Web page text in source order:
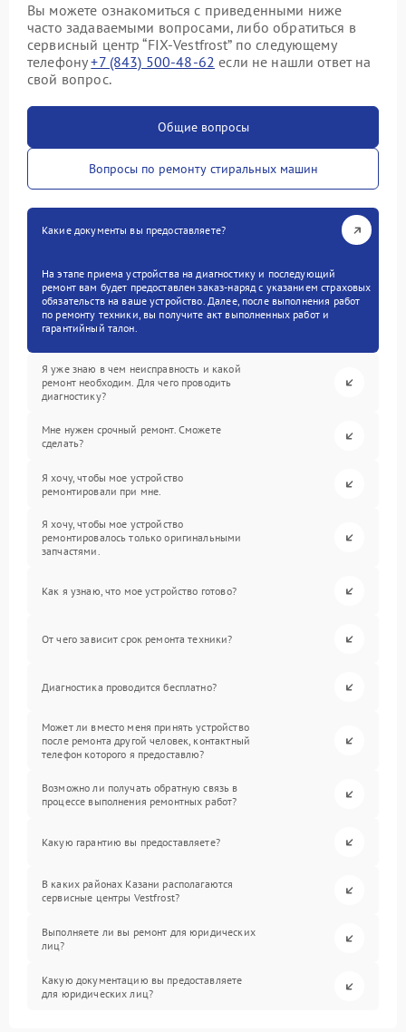
Вы можете ознакомиться с приведенными ниже
часто задаваемыми вопросами, либо обратиться в
сервисный центр “FIX-Vestfrost” по следующему
телефону+7 (843) 500-48-62 если не нашли ответ на
свой вопрос.
Общие вопросы
Вопросы по ремонту стиральных машин
Какие документы вы предоставляете?
На этапе приема устройства на диагностику и последующий
ремонт вам будет предоставлен заказ-наряд с указанием страховых
обязательств на ваше устройство. Далее, после выполнения работ
по ремонту техники, вы получите акт выполненных работ и
гарантийный талон.
Я уже знаю в чем неисправность и какой
ремонт необходим. Для чего проводить
диагностику?
Мне нужен срочный ремонт. Сможете
сделать?
Я хочу, чтобы мое устройство
ремонтировали при мне.
Я хочу, чтобы мое устройство
ремонтировалось только оригинальными
запчастями.
Как я узнаю, что мое устройство готово?
От чего зависит срок ремонта техники?
Диагностика проводится бесплатно?
Может ли вместо меня принять устройство
после ремонта другой человек, контактный
телефон которого я предоставлю?
Возможно ли получать обратную связь в
процессе выполнения ремонтных работ?
Какую гарантию вы предоставляете?
В каких районах Казани располагаются
сервисные центры Vestfrost?
Выполняете ли вы ремонт для юридических
лиц?
Какую документацию вы предоставляете
для юридических лиц?